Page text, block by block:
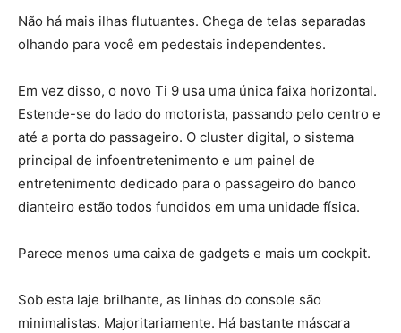
Não há mais ilhas flutuantes. Chega de telas separadas
olhando para você em pedestais independentes.
Em vez disso, o novo Ti 9 usa uma única faixa horizontal.
Estende-se do lado do motorista, passando pelo centro e
até a porta do passageiro. O cluster digital, o sistema
principal de infoentretenimento e um painel de
entretenimento dedicado para o passageiro do banco
dianteiro estão todos fundidos em uma unidade física.
Parece menos uma caixa de gadgets e mais um cockpit.
Sob esta laje brilhante, as linhas do console são
minimalistas. Majoritariamente. Há bastante máscara